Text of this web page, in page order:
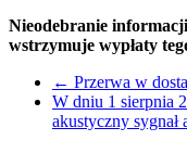
Nieodebranie
wstrzymuje wypłaty
← Przerwa w
W dniu 1 sierpnia
akustyczny sygnał